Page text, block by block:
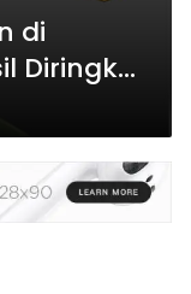
di
Diringkus